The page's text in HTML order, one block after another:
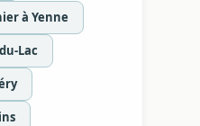
à Yenne
Lac